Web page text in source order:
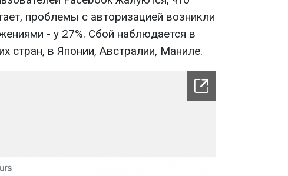
проблемы с авторизацией возникли
- у 27%. Сбой наблюдается в
стран, в Японии, Австралии, Маниле.